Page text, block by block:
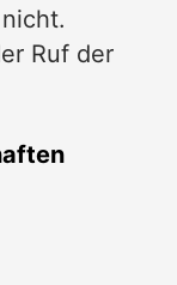
Ruf der